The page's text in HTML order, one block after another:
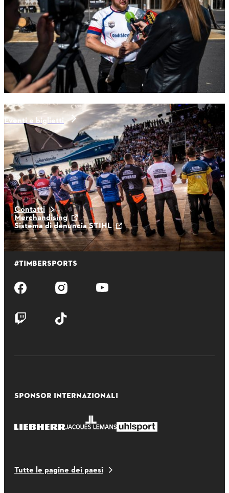
Eventi e biglietti
ultime notizie
Contatti
Merchandising
Sistema di denuncia STIHL
#TIMBERSPORTS
SPONSOR INTERNAZIONALI
Tutte le pagine dei paesi